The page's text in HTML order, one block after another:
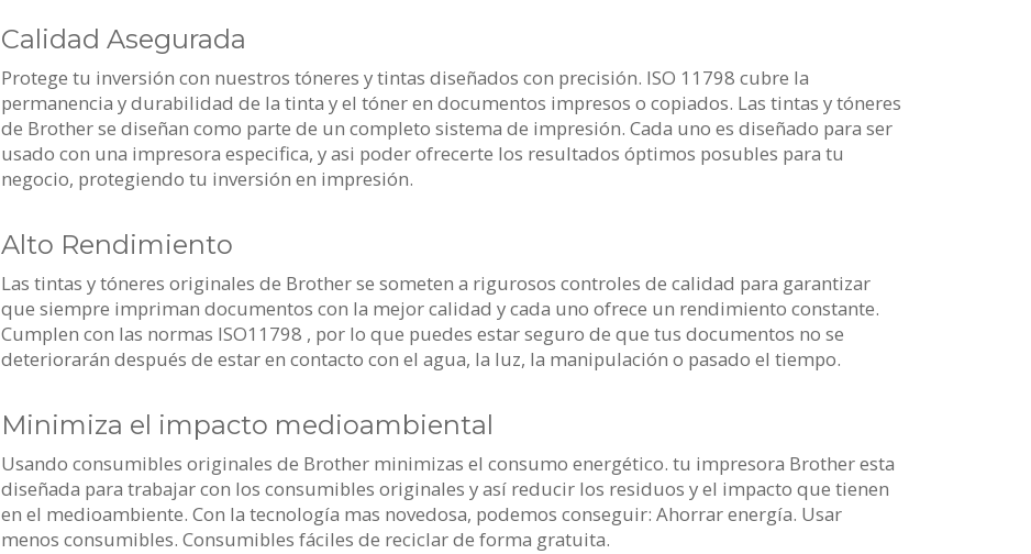
Calidad Asegurada
Protege tu inversión con nuestros tóneres y tintas diseñados con precisión. ISO 11798 cubre la
permanencia y durabilidad de la tinta y el tóner en documentos impresos o copiados. Las tintas y tóneres
de Brother se diseñan como parte de un completo sistema de impresión. Cada uno es diseñado para ser
usado con una impresora especifica, y asi poder ofrecerte los resultados óptimos posubles para tu
negocio, protegiendo tu inversión en impresión.
Alto Rendimiento
Las tintas y tóneres originales de Brother se someten a rigurosos controles de calidad para garantizar
que siempre impriman documentos con la mejor calidad y cada uno ofrece un rendimiento constante.
Cumplen con las normas ISO11798 , por lo que puedes estar seguro de que tus documentos no se
deteriorarán después de estar en contacto con el agua, la luz, la manipulación o pasado el tiempo.
Minimiza el impacto medioambiental
Usando consumibles originales de Brother minimizas el consumo energético. tu impresora Brother esta
diseñada para trabajar con los consumibles originales y así reducir los residuos y el impacto que tienen
en el medioambiente. Con la tecnología mas novedosa, podemos conseguir: Ahorrar energía. Usar
menos consumibles. Consumibles fáciles de reciclar de forma gratuita.